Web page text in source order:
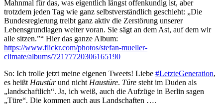
Mahnmal für das, was eigentlich längst offenkundig ist, aber
trotzdem jeden Tag wie ganz selbstverständlich geschieht: „Die
Bundesregierung treibt ganz aktiv die Zerstörung unserer
Lebensgrundlagen weiter voran. Sie sägt an dem Ast, auf dem wir
alle sitzen.”“ Hier das ganze Album:
https://www.flickr.com/photos/stefan-mueller-
climate/albums/72177720306165190
So: Ich trolle jetzt meine eigenen Tweets! Liebe #LetzteGeneration,
es heißt Haustürund nicht Haustüre. Türe steht im Duden als
„landschaftlich“. Ja, ich weiß, auch die Aufzüge in Berlin sagen
„Türe“. Die kommen auch aus Landschaften ….